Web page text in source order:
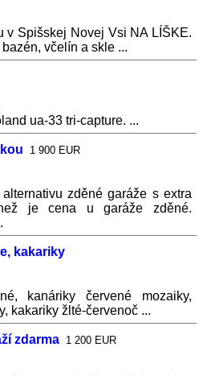
v Spišskej Novej Vsi NA LÍŠKE.
včelín a skle ...
ua-33 tri-capture. ...
1 900 EUR
zděné garáže s extra
je cena u garáže zděné.
kakariky
kanáriky červené mozaiky,
kakariky žlté-červenoč ...
zdarma 1 200 EUR